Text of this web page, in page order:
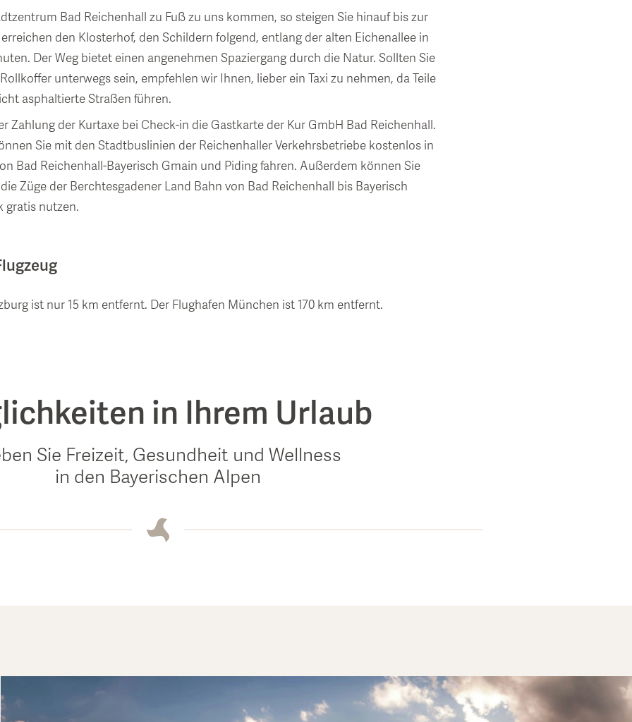
Bad Reichenhall zu Fuß zu uns kommen, so steigen Sie hinauf bis zur
den Klosterhof, den Schildern folgend, entlang der alten Eichenallee in
Der Weg bietet einen angenehmen Spaziergang durch die Natur. Sollten Sie
unterwegs sein, empfehlen wir Ihnen, lieber ein Taxi zu nehmen, da Teile
asphaltierte Straßen führen.
Zahlung der Kurtaxe bei Check-in die Gastkarte der Kur GmbH Bad Reichenhall.
Sie mit den Stadtbuslinien der Reichenhaller Verkehrsbetriebe kostenlos in
Bad Reichenhall-Bayerisch Gmain und Piding fahren. Außerdem können Sie
Züge der Berchtesgadener Land Bahn von Bad Reichenhall bis Bayerisch
gratis nutzen.
ist nur 15 km entfernt. Der Flughafen München ist 170 km entfernt.
in Ihrem Urlaub
Sie Freizeit, Gesundheit und Wellness
in den Bayerischen Alpen